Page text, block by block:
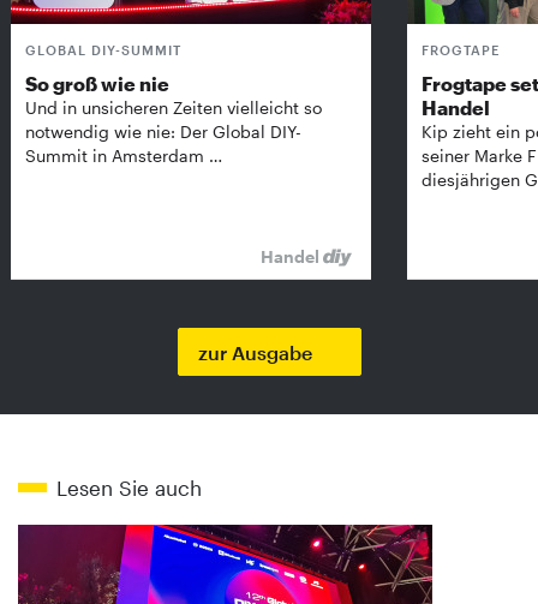
GLOBAL DIY-SUMMIT
So groß wie nie
Und in unsicheren Zeiten vielleicht so
notwendig wie nie: Der Global DIY-
Summit in Amsterdam …
Handel
FROGTAPE
Frogtape
Handel
Kip zieht ein
seiner Marke
diesjährigen
zur Ausgabe
Lesen Sie auch